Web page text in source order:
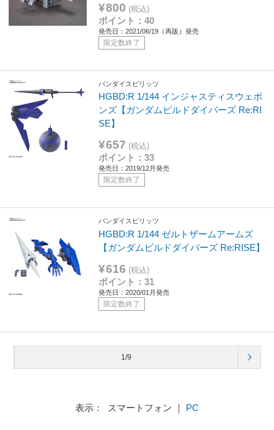
¥800 (税込)
ポイント：40
発売日：2021/06/19（再販）発売
限定数終了
バンダイスピリッツ
HGBD:R 1/144 インジャスティスウェポ
ンズ【ガンダムビルドダイバーズ Re:RI
SE】
¥657 (税込)
ポイント：33
発売日：2019/12月発売
限定数終了
バンダイスピリッツ
HGBD:R 1/144 ゼルトザームアームズ
【ガンダムビルドダイバーズ Re:RISE】
¥616 (税込)
ポイント：31
発売日：2020/01月発売
限定数終了
1/9
表示： スマートフォン ｜ PC